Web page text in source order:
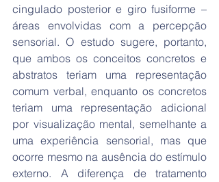
cingulado posterior e giro fusiforme –
áreas envolvidas com a percepção
sensorial. O estudo sugere, portanto,
que ambos os conceitos concretos e
abstratos teriam uma representação
comum verbal, enquanto os concretos
teriam uma representação adicional
por visualização mental, semelhante a
uma experiência sensorial, mas que
ocorre mesmo na ausência do estímulo
externo. A diferença de tratamento